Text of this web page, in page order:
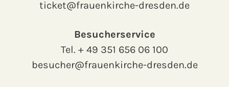
ticket@frauenkirche-dresden.de
Besucherservice
Tel. + 49 351 656 06 100
besucher@frauenkirche-dresden.de